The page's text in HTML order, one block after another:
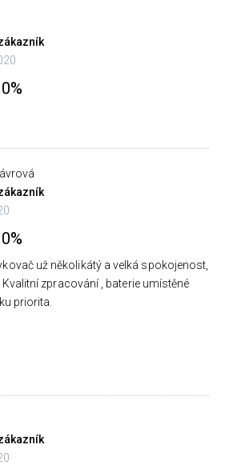
už několikátý a velká spokojenost,
zpracování , baterie umístěné
priorita.